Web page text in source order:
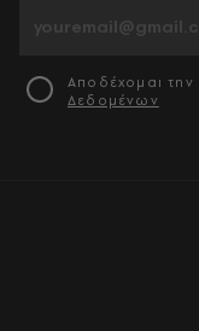
Αποδέχομαι την
Δεδομένων